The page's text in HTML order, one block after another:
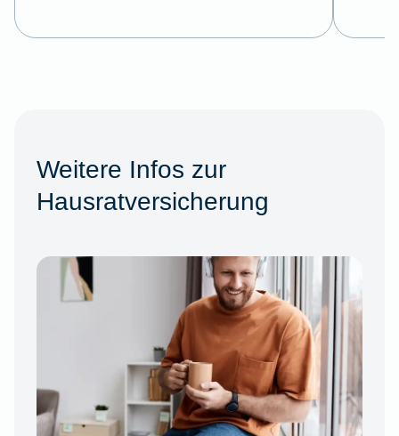
Weitere Infos zur
Hausratversicherung